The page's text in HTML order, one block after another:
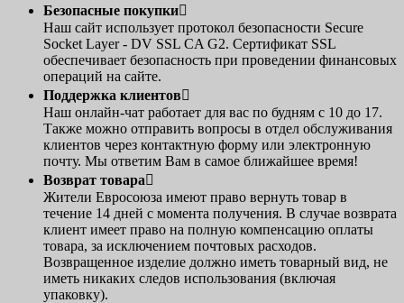
Безопасные покупки
Наш сайт использует протокол безопасности Secure
Socket Layer - DV SSL CA G2. Сертификат SSL
обеспечивает безопасность при проведении финансовых
операций на сайте.
Поддержка клиентов
Наш онлайн-чат работает для вас по будням с 10 до 17.
Также можно отправить вопросы в отдел обслуживания
клиентов через контактную форму или электронную
почту. Мы ответим Вам в самое ближайшее время!
Возврат товара
Жители Евросоюза имеют право вернуть товар в
течение 14 дней с момента получения. В случае возврата
клиент имеет право на полную компенсацию оплаты
товара, за исключением почтовых расходов.
Возвращенное изделие должно иметь товарный вид, не
иметь никаких следов использования (включая
упаковку).